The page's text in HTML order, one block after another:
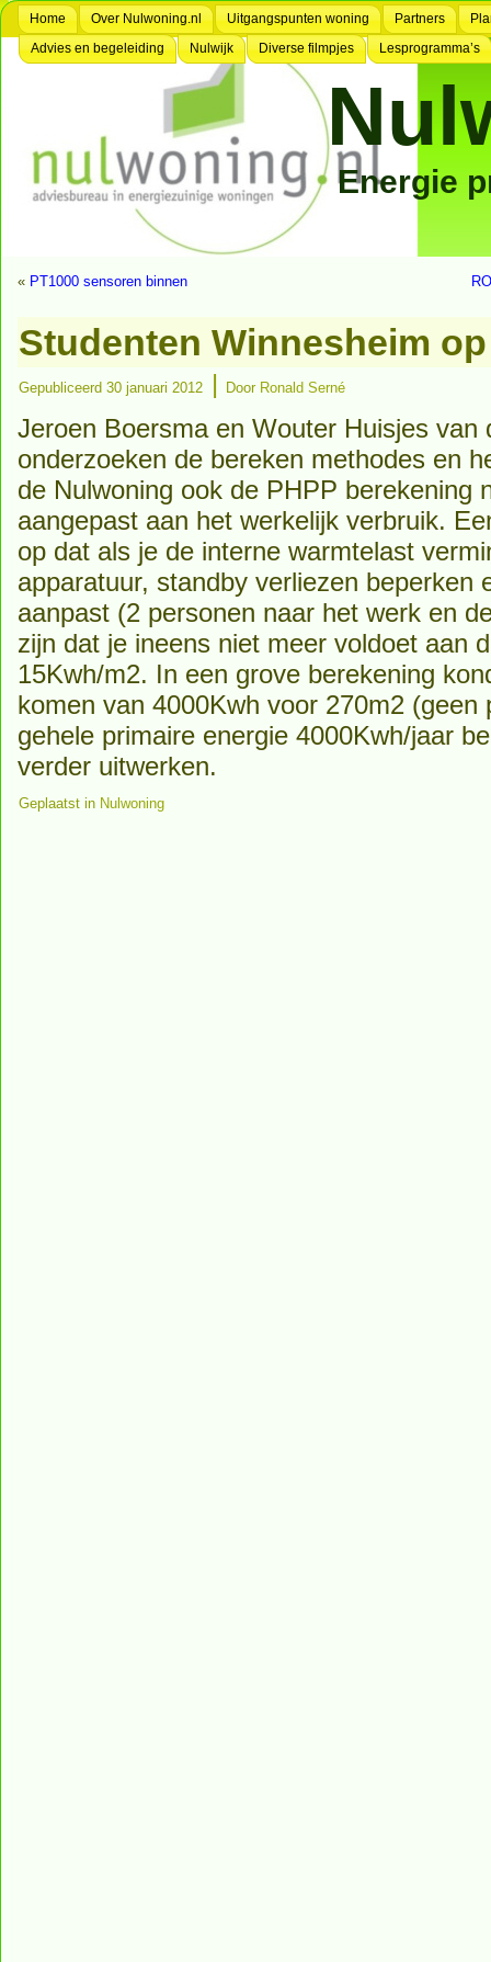
Home Over Nulwoning.nl Uitgangspunten woning Partners
Advies en begeleiding
Nulwijk Diverse filmpjes Lesprogramma’s
Energie
« PT1000 sensoren binnen
Studenten Winnesheim
Gepubliceerd 30 januari 2012 | Door Ronald Serné
Jeroen Boersma en Wouter Huisjes van
onderzoeken de bereken methodes en
de Nulwoning ook de PHPP berekening
aangepast aan het werkelijk verbruik.
op dat als je de interne warmtelast
apparatuur, standby verliezen beperken
aanpast (2 personen naar het werk en
zijn dat je ineens niet meer voldoet aan
15Kwh/m2. In een grove berekening
komen van 4000Kwh voor 270m2 (geen
gehele primaire energie 4000Kwh/jaar
verder uitwerken.
Geplaatst in Nulwoning